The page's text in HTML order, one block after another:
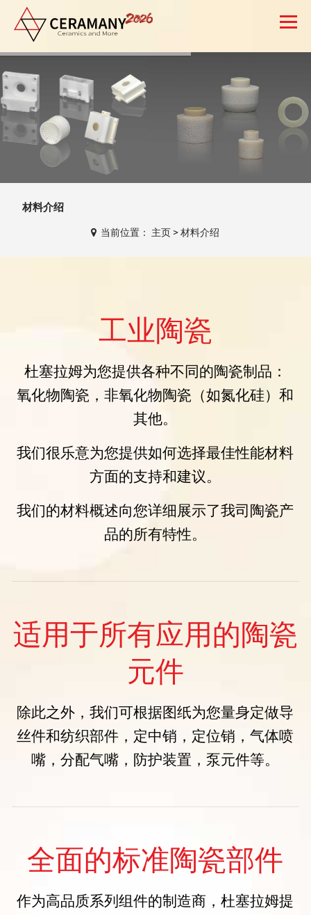
搜索 CN
材料介绍
当前位置： 主页 >材料介绍
工业陶瓷
杜塞拉姆为您提供各种不同的陶瓷制品：
氧化物陶瓷，非氧化物陶瓷（如氮化硅）和
其他。
我们很乐意为您提供如何选择最佳性能材料
方面的支持和建议。
我们的材料概述向您详细展示了我司陶瓷产
品的所有特性。
适用于所有应用的陶瓷
元件
除此之外，我们可根据图纸为您量身定做导
丝件和纺织部件，定中销，定位销，气体喷
嘴，分配气嘴，防护装置，泵元件等。
全面的标准陶瓷部件
作为高品质系列组件的制造商，杜塞拉姆提